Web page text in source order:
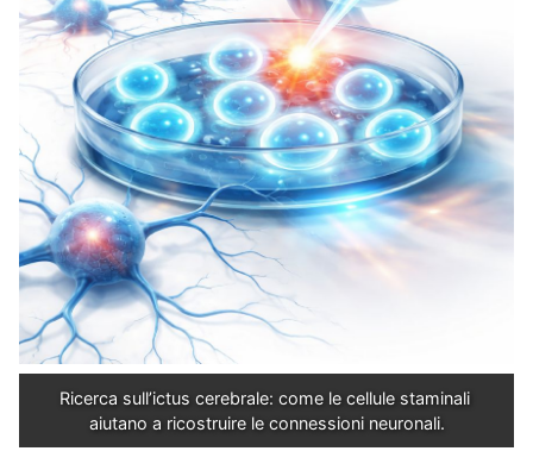
Ricerca sull’ictus cerebrale: come le cellule staminali
aiutano a ricostruire le connessioni neuronali.